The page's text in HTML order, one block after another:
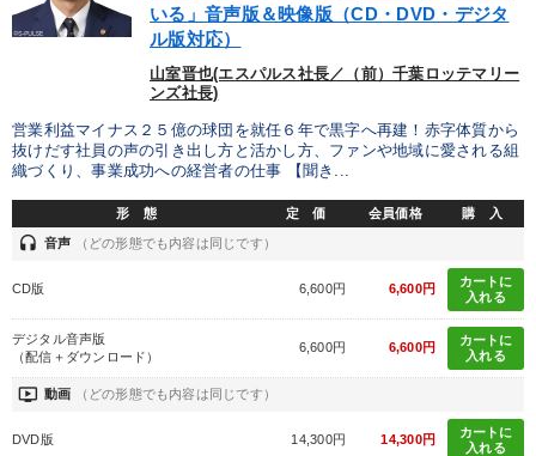
若手異才経営者の発想
リーダーの器量を学ぶ
テーマ
【最新刊】精神科医・和田秀樹の「老いない力」＋健康な社長と
会社をつくる厳選講話
仕事のスキルと人間力を高める知恵を身につける
最新刊・戦略参謀ChatGPT実戦法と中小企業のDXと講話ご案内
2026年春季全国経営者セミナー収録講演ＣＤ・講演ＤＶＤ・デジ
タル版（音声／動画ストリーミング・ダウンロード）
いる」音声版＆映像版（CD・DVD・デジタ
ル版対応）
山室晋也(エスパルス社長／（前）千葉ロッテマリー
ンズ社長)
営業利益マイナス２５億の球団を就任６年で黒字へ再建！赤字体質から
抜けだす社員の声の引き出し方と活かし方、ファンや地域に愛される組
織づくり、事業成功への経営者の仕事 【聞き...
形 態 定 価 会員価格 購 入
headset 音声 （どの形態でも内容は同じです）
CD版 6,600円 6,600円
カートに
入れる
デジタル音声版
（配信＋ダウンロード）
6,600円 6,600円
カートに
入れる
ondemand_video 動画 （どの形態でも内容は同じです）
DVD版 14,300円 14,300円
カートに
入れる